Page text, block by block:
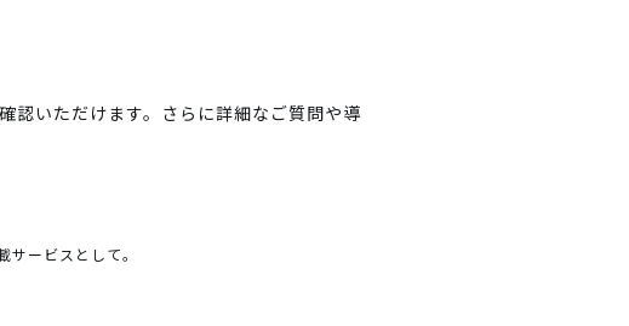
認いただけます。さらに詳細なご質問や導
ービスとして。